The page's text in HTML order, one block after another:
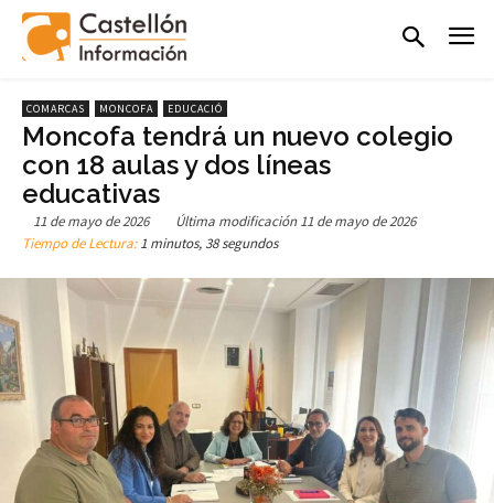
COMARCAS MONCOFA EDUCACIÓ
Moncofa tendrá un nuevo colegio
con 18 aulas y dos líneas
educativas
11 de mayo de 2026 Última modificación 11 de mayo de 2026
Tiempo de Lectura:1 minutos, 38 segundos